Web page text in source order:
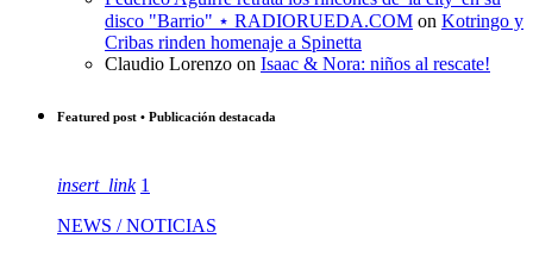
disco "Barrio" ⋆ RADIORUEDA.COM on Kotringo y
Cribas rinden homenaje a Spinetta
Claudio Lorenzo on Isaac & Nora: niños al rescate!
Featured post • Publicación destacada
insert_link 1
NEWS / NOTICIAS